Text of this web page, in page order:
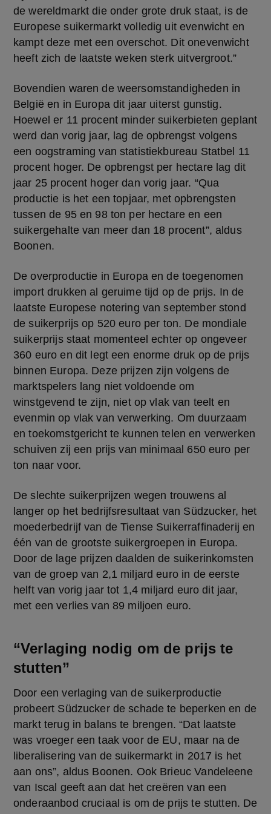
de wereldmarkt die onder grote druk staat, is de
Europese suikermarkt volledig uit evenwicht en
kampt deze met een overschot. Dit onevenwicht
heeft zich de laatste weken sterk uitvergroot.”
Bovendien waren de weersomstandigheden in
België en in Europa dit jaar uiterst gunstig.
Hoewel er 11 procent minder suikerbieten geplant
werd dan vorig jaar, lag de opbrengst volgens
een oogstraming van statistiekbureau Statbel 11
procent hoger. De opbrengst per hectare lag dit
jaar 25 procent hoger dan vorig jaar. “Qua
productie is het een topjaar, met opbrengsten
tussen de 95 en 98 ton per hectare en een
suikergehalte van meer dan 18 procent”, aldus
Boonen.
De overproductie in Europa en de toegenomen
import drukken al geruime tijd op de prijs. In de
laatste Europese notering van september stond
de suikerprijs op 520 euro per ton. De mondiale
suikerprijs staat momenteel echter op ongeveer
360 euro en dit legt een enorme druk op de prijs
binnen Europa. Deze prijzen zijn volgens de
marktspelers lang niet voldoende om
winstgevend te zijn, niet op vlak van teelt en
evenmin op vlak van verwerking. Om duurzaam
en toekomstgericht te kunnen telen en verwerken
schuiven zij een prijs van minimaal 650 euro per
ton naar voor.
De slechte suikerprijzen wegen trouwens al
langer op het bedrijfsresultaat van Südzucker, het
moederbedrijf van de Tiense Suikerraffinaderij en
één van de grootste suikergroepen in Europa.
Door de lage prijzen daalden de suikerinkomsten
van de groep van 2,1 miljard euro in de eerste
helft van vorig jaar tot 1,4 miljard euro dit jaar,
met een verlies van 89 miljoen euro.
“Verlaging nodig om de prijs te
stutten”
Door een verlaging van de suikerproductie
probeert Südzucker de schade te beperken en de
markt terug in balans te brengen. “Dat laatste
was vroeger een taak voor de EU, maar na de
liberalisering van de suikermarkt in 2017 is het
aan ons”, aldus Boonen. Ook Brieuc Vandeleene
van Iscal geeft aan dat het creëren van een
onderaanbod cruciaal is om de prijs te stutten. De